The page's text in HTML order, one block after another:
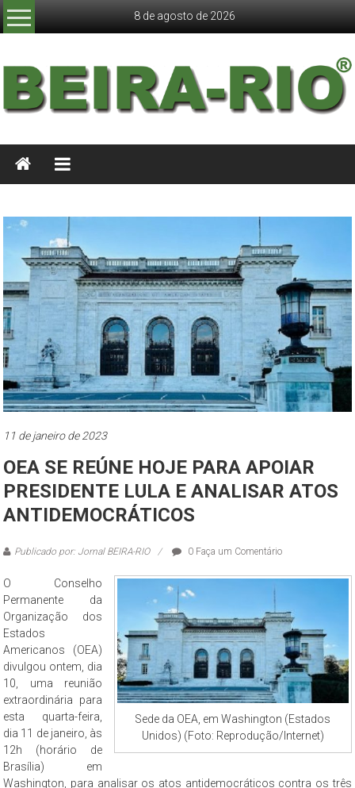
Skip
to
8 de agosto de 2026
BEIRA
11 de janeiro de 2023
OEA SE REÚNE HOJE PARA APOIAR
PRESIDENTE LULA E ANALISAR ATOS
ANTIDEMOCRÁTICOS
Publicado por: Jornal BEIRA-RIO 0 Faça um Comentário
Sede da OEA, em Washington (Estados
Unidos) (Foto: Reprodução/Internet)
O Conselho
Permanente da
Organização dos
Estados
Americanos (OEA)
divulgou ontem, dia
10, uma reunião
extraordinária para
esta quarta-feira,
dia 11 de janeiro, às
12h (horário de
Brasília) em
Washington, para analisar os atos antidemocráticos contra os três